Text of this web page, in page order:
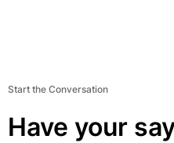
Start the Conversation
Have your